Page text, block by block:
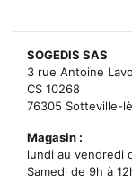
SOGEDIS SAS
3 rue Antoine
CS 10268
76305 Sotteville-
Magasin :
lundi au vendredi
Samedi de 9h à